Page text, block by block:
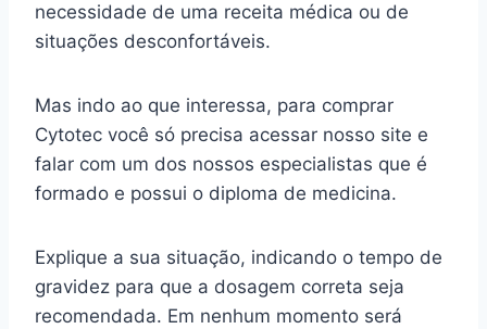
necessidade de uma receita médica ou de
situações desconfortáveis.
Mas indo ao que interessa, para comprar
Cytotec você só precisa acessar nosso site e
falar com um dos nossos especialistas que é
formado e possui o diploma de medicina.
Explique a sua situação, indicando o tempo de
gravidez para que a dosagem correta seja
recomendada. Em nenhum momento será